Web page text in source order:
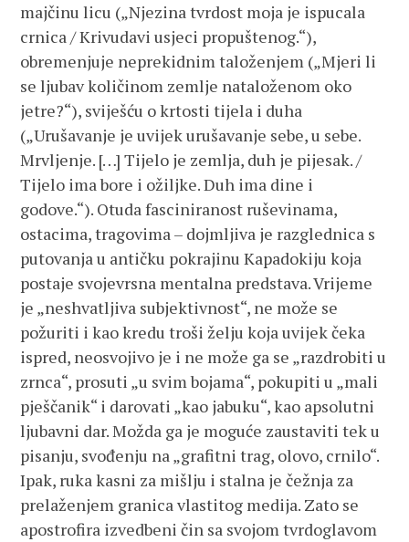
majčinu licu („Njezina tvrdost moja je ispucala
crnica / Krivudavi usjeci propuštenog.“),
obremenjuje neprekidnim taloženjem („Mjeri li
se ljubav količinom zemlje nataloženom oko
jetre?“), sviješću o krtosti tijela i duha
(„Urušavanje je uvijek urušavanje sebe, u sebe.
Mrvljenje. […] Tijelo je zemlja, duh je pijesak. /
Tijelo ima bore i ožiljke. Duh ima dine i
godove.“). Otuda fasciniranost ruševinama,
ostacima, tragovima – dojmljiva je razglednica s
putovanja u antičku pokrajinu Kapadokiju koja
postaje svojevrsna mentalna predstava. Vrijeme
je „neshvatljiva subjektivnost“, ne može se
požuriti i kao kredu troši želju koja uvijek čeka
ispred, neosvojivo je i ne može ga se „razdrobiti u
zrnca“, prosuti „u svim bojama“, pokupiti u „mali
pješčanik“ i darovati „kao jabuku“, kao apsolutni
ljubavni dar. Možda ga je moguće zaustaviti tek u
pisanju, svođenju na „grafitni trag, olovo, crnilo“.
Ipak, ruka kasni za mišlju i stalna je čežnja za
prelaženjem granica vlastitog medija. Zato se
apostrofira izvedbeni čin sa svojom tvrdoglavom